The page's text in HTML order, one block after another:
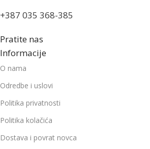
+387 035 368-385
Pratite nas
Informacije
O nama
Odredbe i uslovi
Politika privatnosti
Politika kolačića
Dostava i povrat novca